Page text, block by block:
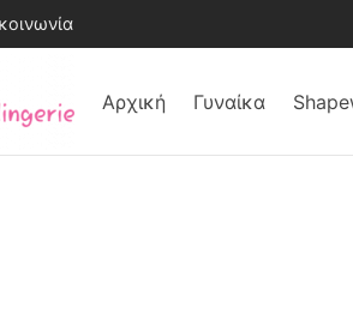
Αρχική Γυναίκα